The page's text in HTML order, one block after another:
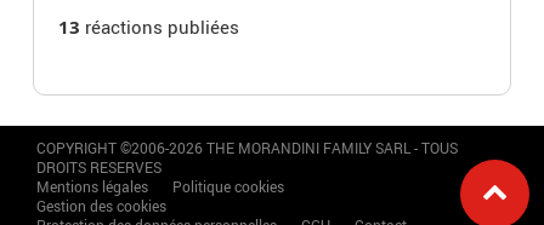
13 réactions publiées
COPYRIGHT ©2006-2026 THE MORANDINI FAMILY SARL - TOUS
DROITS RESERVES
Mentions légales
Politique cookies
Gestion des cookies